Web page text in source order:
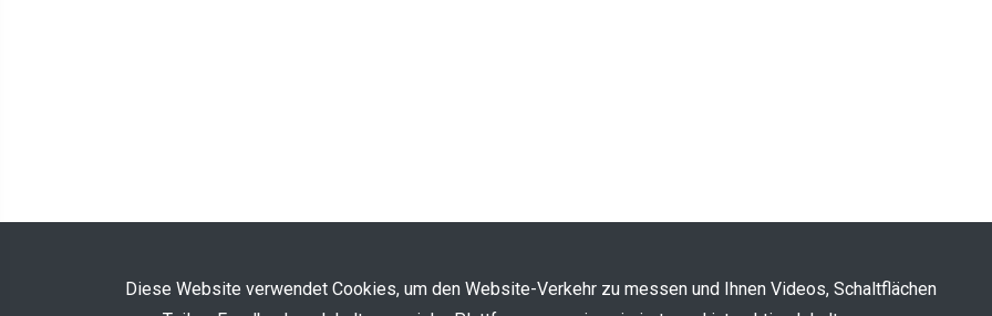
Diese Website verwendet Cookies, um den Website-Verkehr zu messen und Ihnen Videos, Schaltflächen